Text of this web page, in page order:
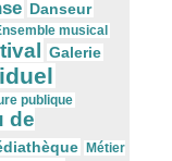
Danseur
musical
Galerie
publique
de
Métier